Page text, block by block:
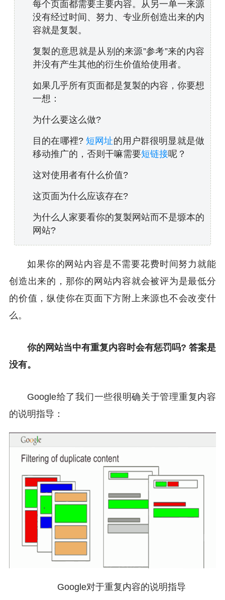
每个页面都需要主要内容。从另一单一来源
没有经过时间、努力、专业所创造出来的内
容就是复製。
复製的意思就是从别的来源”参考”来的内容
并没有产生其他的衍生价值给使用者。
如果几乎所有页面都是复製的内容，你要想
一想：
为什么要这么做?
目的在哪裡? 短网址的用户群很明显就是做
移动推广的，否则干嘛需要短链接呢？
这对使用者有什么价值?
这页面为什么应该存在?
为什么人家要看你的复製网站而不是塬本的
网站?
如果你的网站内容是不需要花费时间努力就能
创造出来的，那你的网站内容就会被评为是最低分
的价值，纵使你在页面下方附上来源也不会改变什
么。
你的网站当中有重复内容时会有惩罚吗? 答案是
没有。
Google给了我们一些很明确关于管理重复内容
的说明指导：
Google对于重复内容的说明指导